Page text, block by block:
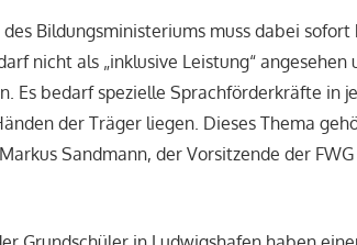
des Bildungsministeriums muss dabei
nicht als „inklusive Leistung“
Es bedarf spezielle Sprachförderkräfte in
der Träger liegen. Dieses Thema
Sandmann, der Vorsitzende der